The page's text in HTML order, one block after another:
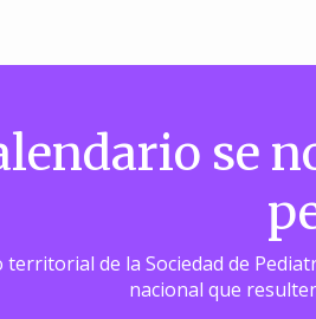
se
de la Sociedad de
nacional que